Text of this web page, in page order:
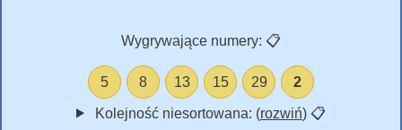
Wygrywające numery: 📋
5 8 13 15 29 2
Kolejność niesortowana: (rozwiń) 📋